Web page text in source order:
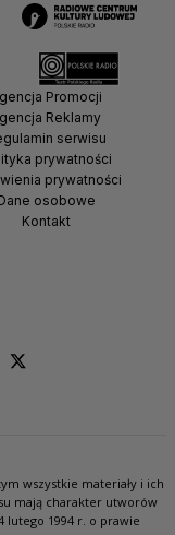
Promocji
Reklamy
serwisu
prywatności
prywatności
osobowe
Kontakt
wszystkie materiały i ich
mają charakter utworów
lutego 1994 r. o prawie